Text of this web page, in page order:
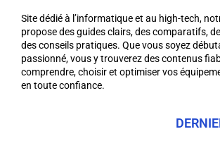
Site dédié à l’informatique et au high-tech,
propose des guides clairs, des comparatifs,
des conseils pratiques. Que vous soyez
passionné, vous y trouverez des contenus
comprendre, choisir et optimiser vos
en toute confiance.